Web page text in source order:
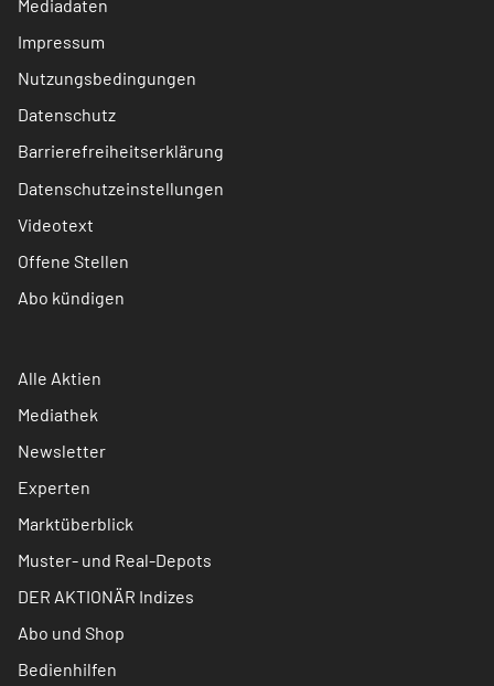
Mediadaten
Impressum
Nutzungsbedingungen
Datenschutz
Barrierefreiheitserklärung
Datenschutzeinstellungen
Videotext
Offene Stellen
Abo kündigen
Alle Aktien
Mediathek
Newsletter
Experten
Marktüberblick
Muster- und Real-Depots
DER AKTIONÄR Indizes
Abo und Shop
Bedienhilfen